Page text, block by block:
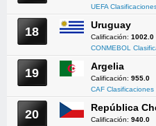
UEFA
18 Uruguay
Calificación: 1002.0
CONMEBOL
19 Argelia
Calificación: 955.0
CAF Clasificaciones
20 República
Calificación: 940.0